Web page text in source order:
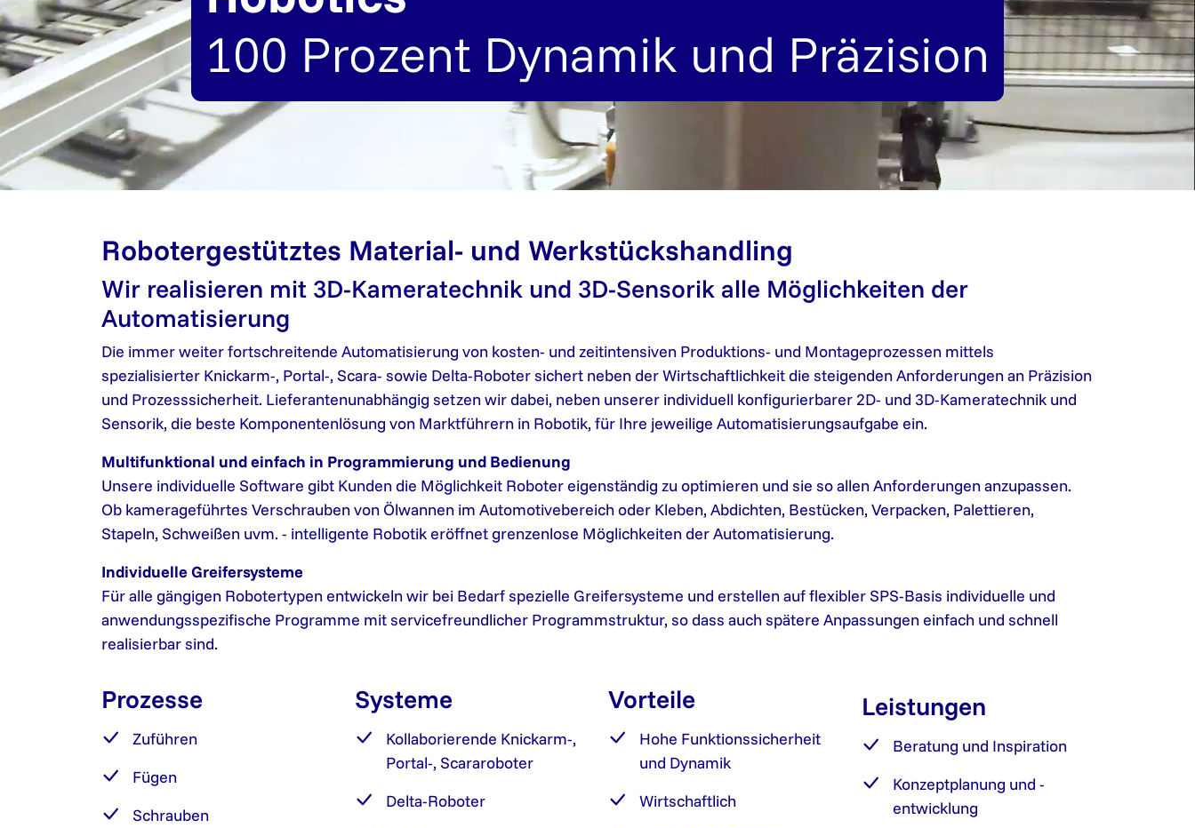
100 Prozent Dynamik und Präzision
Robotergestütztes Material- und Werkstückshandling
Wir realisieren mit 3D-Kameratechnik und 3D-Sensorik alle Möglichkeiten der
Automatisierung
Die immer weiter fortschreitende Automatisierung von kosten- und zeitintensiven Produktions- und Montageprozessen mittels
spezialisierter Knickarm-, Portal-, Scara- sowie Delta-Roboter sichert neben der Wirtschaftlichkeit die steigenden Anforderungen an Präzision
und Prozesssicherheit. Lieferantenunabhängig setzen wir dabei, neben unserer individuell konfigurierbarer 2D- und 3D-Kameratechnik und
Sensorik, die beste Komponentenlösung von Marktführern in Robotik, für Ihre jeweilige Automatisierungsaufgabe ein.
Multifunktional und einfach in Programmierung und Bedienung
Unsere individuelle Software gibt Kunden die Möglichkeit Roboter eigenständig zu optimieren und sie so allen Anforderungen anzupassen.
Ob kamerageführtes Verschrauben von Ölwannen im Automotivebereich oder Kleben, Abdichten, Bestücken, Verpacken, Palettieren,
Stapeln, Schweißen uvm. - intelligente Robotik eröffnet grenzenlose Möglichkeiten der Automatisierung.
Individuelle Greifersysteme
Für alle gängigen Robotertypen entwickeln wir bei Bedarf spezielle Greifersysteme und erstellen auf flexibler SPS-Basis individuelle und
anwendungsspezifische Programme mit servicefreundlicher Programmstruktur, so dass auch spätere Anpassungen einfach und schnell
realisierbar sind.
Prozesse
Zuführen
Fügen
Schrauben
Systeme
Kollaborierende Knickarm-,
Portal-, Scararoboter
Delta-Roboter
Vorteile
Hohe Funktionssicherheit
und Dynamik
Wirtschaftlich
Leistungen
Beratung und Inspiration
Konzeptplanung und -
entwicklung